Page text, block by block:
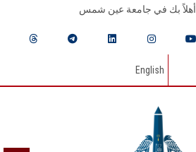
أهلاً بك في جامعة عين شمس
English